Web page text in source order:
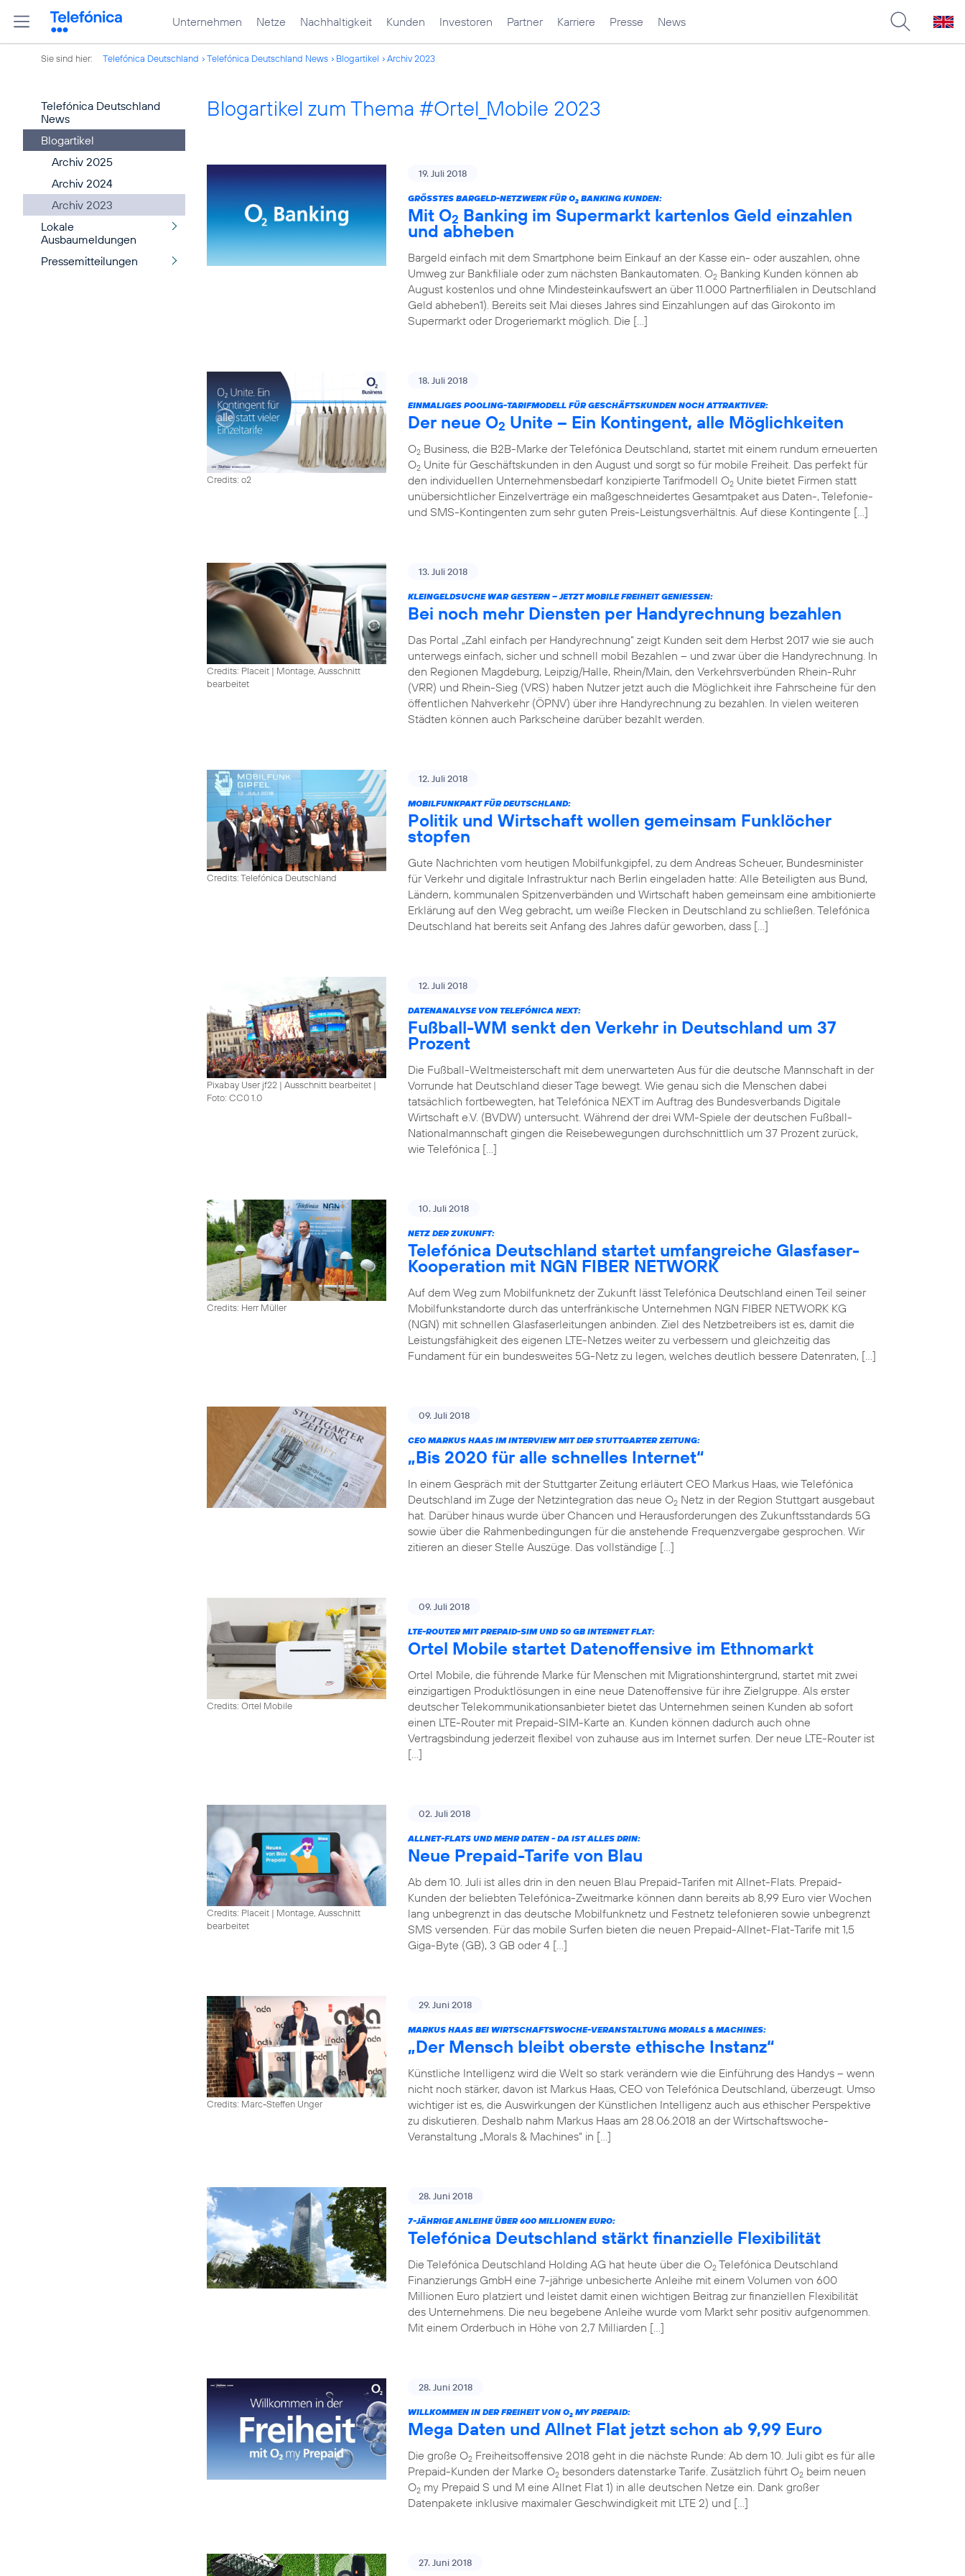
Unternehmen Netze Nachhaltigkeit Kunden Investoren Partner Karriere Presse News
Sie sind hier: Telefónica Deutschland Telefónica Deutschland News Blogartikel Archiv 2023
Telefónica Deutschland
News
Blogartikel
Archiv 2025
Archiv 2024
Archiv 2023
Lokale
Ausbaumeldungen
Pressemitteilungen
Blogartikel zum Thema #Ortel_Mobile 2023
19. Juli 2018
GRÖSSTES BARGELD-NETZWERK FÜR O 2 BANKING KUNDEN:
Mit O2 Banking im Supermarkt kartenlos Geld einzahlen
und abheben
Bargeld einfach mit dem Smartphone beim Einkauf an der Kasse ein- oder auszahlen, ohne
Umweg zur Bankfiliale oder zum nächsten Bankautomaten. O2 Banking Kunden können ab
August kostenlos und ohne Mindesteinkaufswert an über 11.000 Partnerfilialen in Deutschland
Geld abheben1). Bereits seit Mai dieses Jahres sind Einzahlungen auf das Girokonto im
Supermarkt oder Drogeriemarkt möglich. Die […]
Credits: o2
18. Juli 2018
EINMALIGES POOLING-TARIFMODELL FÜR GESCHÄFTSKUNDEN NOCH ATTRAKTIVER:
Der neue O2 Unite – Ein Kontingent, alle Möglichkeiten
O2 Business, die B2B-Marke der Telefónica Deutschland, startet mit einem rundum erneuerten
O2 Unite für Geschäftskunden in den August und sorgt so für mobile Freiheit. Das perfekt für
den individuellen Unternehmensbedarf konzipierte Tarifmodell O2 Unite bietet Firmen statt
unübersichtlicher Einzelverträge ein maßgeschneidertes Gesamtpaket aus Daten-, Telefonie-
und SMS-Kontingenten zum sehr guten Preis-Leistungsverhältnis. Auf diese Kontingente […]
Credits: Placeit | Montage, Ausschnitt
bearbeitet
13. Juli 2018
KLEINGELDSUCHE WAR GESTERN – JETZT MOBILE FREIHEIT GENIESSEN:
Bei noch mehr Diensten per Handyrechnung bezahlen
Das Portal „Zahl einfach per Handyrechnung“ zeigt Kunden seit dem Herbst 2017 wie sie auch
unterwegs einfach, sicher und schnell mobil Bezahlen – und zwar über die Handyrechnung. In
den Regionen Magdeburg, Leipzig/Halle, Rhein/Main, den Verkehrsverbünden Rhein-Ruhr
(VRR) und Rhein-Sieg (VRS) haben Nutzer jetzt auch die Möglichkeit ihre Fahrscheine für den
öffentlichen Nahverkehr (ÖPNV) über ihre Handyrechnung zu bezahlen. In vielen weiteren
Städten können auch Parkscheine darüber bezahlt werden.
Credits: Telefónica Deutschland
12. Juli 2018
MOBILFUNKPAKT FÜR DEUTSCHLAND:
Politik und Wirtschaft wollen gemeinsam Funklöcher
stopfen
Gute Nachrichten vom heutigen Mobilfunkgipfel, zu dem Andreas Scheuer, Bundesminister
für Verkehr und digitale Infrastruktur nach Berlin eingeladen hatte: Alle Beteiligten aus Bund,
Ländern, kommunalen Spitzenverbänden und Wirtschaft haben gemeinsam eine ambitionierte
Erklärung auf den Weg gebracht, um weiße Flecken in Deutschland zu schließen. Telefónica
Deutschland hat bereits seit Anfang des Jahres dafür geworben, dass […]
Pixabay User jf22 | Ausschnitt bearbeitet |
Foto: CC0 1.0
12. Juli 2018
DATENANALYSE VON TELEFÓNICA NEXT:
Fußball-WM senkt den Verkehr in Deutschland um 37
Prozent
Die Fußball-Weltmeisterschaft mit dem unerwarteten Aus für die deutsche Mannschaft in der
Vorrunde hat Deutschland dieser Tage bewegt. Wie genau sich die Menschen dabei
tatsächlich fortbewegten, hat Telefónica NEXT im Auftrag des Bundesverbands Digitale
Wirtschaft e.V. (BVDW) untersucht. Während der drei WM-Spiele der deutschen Fußball-
Nationalmannschaft gingen die Reisebewegungen durchschnittlich um 37 Prozent zurück,
wie Telefónica […]
Credits: Herr Müller
10. Juli 2018
NETZ DER ZUKUNFT:
Telefónica Deutschland startet umfangreiche Glasfaser-
Kooperation mit NGN FIBER NETWORK
Auf dem Weg zum Mobilfunknetz der Zukunft lässt Telefónica Deutschland einen Teil seiner
Mobilfunkstandorte durch das unterfränkische Unternehmen NGN FIBER NETWORK KG
(NGN) mit schnellen Glasfaserleitungen anbinden. Ziel des Netzbetreibers ist es, damit die
Leistungsfähigkeit des eigenen LTE-Netzes weiter zu verbessern und gleichzeitig das
Fundament für ein bundesweites 5G-Netz zu legen, welches deutlich bessere Datenraten, […]
09. Juli 2018
CEO MARKUS HAAS IM INTERVIEW MIT DER STUTTGARTER ZEITUNG:
„Bis 2020 für alle schnelles Internet“
In einem Gespräch mit der Stuttgarter Zeitung erläutert CEO Markus Haas, wie Telefónica
Deutschland im Zuge der Netzintegration das neue O2 Netz in der Region Stuttgart ausgebaut
hat. Darüber hinaus wurde über Chancen und Herausforderungen des Zukunftsstandards 5G
sowie über die Rahmenbedingungen für die anstehende Frequenzvergabe gesprochen. Wir
zitieren an dieser Stelle Auszüge. Das vollständige […]
Credits: Ortel Mobile
09. Juli 2018
LTE-ROUTER MIT PREPAID-SIM UND 50 GB INTERNET FLAT:
Ortel Mobile startet Datenoffensive im Ethnomarkt
Ortel Mobile, die führende Marke für Menschen mit Migrationshintergrund, startet mit zwei
einzigartigen Produktlösungen in eine neue Datenoffensive für ihre Zielgruppe. Als erster
deutscher Telekommunikationsanbieter bietet das Unternehmen seinen Kunden ab sofort
einen LTE-Router mit Prepaid-SIM-Karte an. Kunden können dadurch auch ohne
Vertragsbindung jederzeit flexibel von zuhause aus im Internet surfen. Der neue LTE-Router ist
[…]
Credits: Placeit | Montage, Ausschnitt
bearbeitet
02. Juli 2018
ALLNET-FLATS UND MEHR DATEN - DA IST ALLES DRIN:
Neue Prepaid-Tarife von Blau
Ab dem 10. Juli ist alles drin in den neuen Blau Prepaid-Tarifen mit Allnet-Flats. Prepaid-
Kunden der beliebten Telefónica-Zweitmarke können dann bereits ab 8,99 Euro vier Wochen
lang unbegrenzt in das deutsche Mobilfunknetz und Festnetz telefonieren sowie unbegrenzt
SMS versenden. Für das mobile Surfen bieten die neuen Prepaid-Allnet-Flat-Tarife mit 1,5
Giga-Byte (GB), 3 GB oder 4 […]
Credits: Marc-Steffen Unger
29. Juni 2018
MARKUS HAAS BEI WIRTSCHAFTSWOCHE-VERANSTALTUNG MORALS & MACHINES:
„Der Mensch bleibt oberste ethische Instanz“
Künstliche Intelligenz wird die Welt so stark verändern wie die Einführung des Handys – wenn
nicht noch stärker, davon ist Markus Haas, CEO von Telefónica Deutschland, überzeugt. Umso
wichtiger ist es, die Auswirkungen der Künstlichen Intelligenz auch aus ethischer Perspektive
zu diskutieren. Deshalb nahm Markus Haas am 28.06.2018 an der Wirtschaftswoche-
Veranstaltung „Morals & Machines“ in […]
28. Juni 2018
7-JÄHRIGE ANLEIHE ÜBER 600 MILLIONEN EURO:
Telefónica Deutschland stärkt finanzielle Flexibilität
Die Telefónica Deutschland Holding AG hat heute über die O2 Telefónica Deutschland
Finanzierungs GmbH eine 7-jährige unbesicherte Anleihe mit einem Volumen von 600
Millionen Euro platziert und leistet damit einen wichtigen Beitrag zur finanziellen Flexibilität
des Unternehmens. Die neu begebene Anleihe wurde vom Markt sehr positiv aufgenommen.
Mit einem Orderbuch in Höhe von 2,7 Milliarden […]
28. Juni 2018
WILLKOMMEN IN DER FREIHEIT VON O2 MY PREPAID:
Mega Daten und Allnet Flat jetzt schon ab 9,99 Euro
Die große O2 Freiheitsoffensive 2018 geht in die nächste Runde: Ab dem 10. Juli gibt es für alle
Prepaid-Kunden der Marke O2 besonders datenstarke Tarife. Zusätzlich führt O2 beim neuen
O2 my Prepaid S und M eine Allnet Flat 1) in alle deutschen Netze ein. Dank großer
Datenpakete inklusive maximaler Geschwindigkeit mit LTE 2) und […]
27. Juni 2018